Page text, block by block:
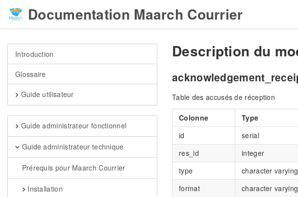
Documentation Maarch Courrier
Introduction
Glossaire
Guide utilisateur
Guide administrateur fonctionnel
Guide administrateur technique
Prérequis pour Maarch Courrier
Installation
Description du
Table des accusés de réception
Colonne Type
id
serial
res_id
integer
type
character
format
character